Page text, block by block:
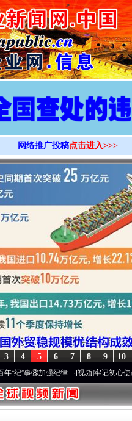
>
网络推广投稿点击进入>>>
10
9
8
7
6
5
4
3
强纪律..·[视频]牢记初心使命 奋进复